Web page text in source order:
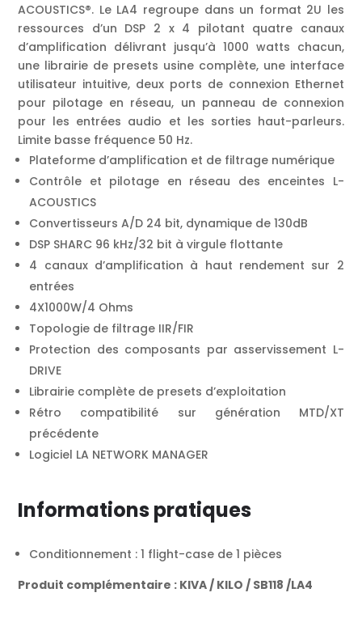
ACOUSTICS®. Le LA4 regroupe dans un format 2U les
ressources d’un DSP 2 x 4 pilotant quatre canaux
d’amplification délivrant jusqu’à 1000 watts chacun,
une librairie de presets usine complète, une interface
utilisateur intuitive, deux ports de connexion Ethernet
pour pilotage en réseau, un panneau de connexion
pour les entrées audio et les sorties haut-parleurs.
Limite basse fréquence 50 Hz.
Plateforme d’amplification et de filtrage numérique
Contrôle et pilotage en réseau des enceintes L-
ACOUSTICS
Convertisseurs A/D 24 bit, dynamique de 130dB
DSP SHARC 96 kHz/32 bit à virgule flottante
4 canaux d’amplification à haut rendement sur 2
entrées
4X1000W/4 Ohms
Topologie de filtrage IIR/FIR
Protection des composants par asservissement L-
DRIVE
Librairie complète de presets d’exploitation
Rétro compatibilité sur génération MTD/XT
précédente
Logiciel LA NETWORK MANAGER
Informations pratiques
Conditionnement : 1 flight-case de 1 pièces
Produit complémentaire : KIVA / KILO / SB118 /LA4